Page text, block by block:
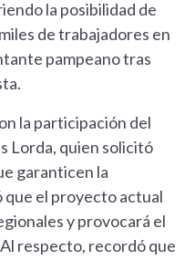
la posibilidad de
de trabajadores en
pampeano tras
la participación del
Lorda, quien solicitó
garanticen la
el proyecto actual
y provocará el
respecto, recordó que